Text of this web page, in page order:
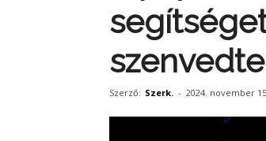
Szerző: Szerk. - 2024. november